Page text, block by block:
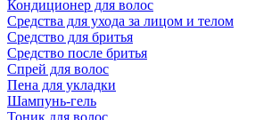
Кондиционер для волос
Средства для ухода за лицом и телом
Средство для бритья
Средство после бритья
Спрей для волос
Пена для укладки
Шампунь-гель
Тоник для волос